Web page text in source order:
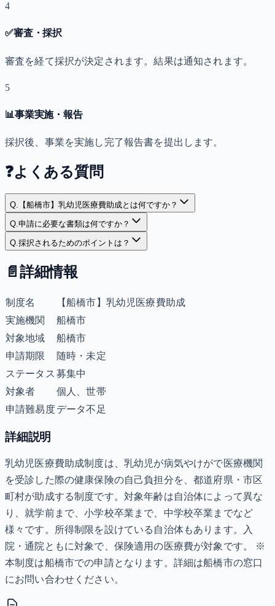
4
✅審査・採択
審査を経て採択が決定されます。結果は通知されます。
5
📊事業実施・報告
採択後、事業を実施し完了報告書を提出します。
❓よくある質問
Q. 【船橋市】乳幼児医療費助成とは何ですか？
Q.申請に必要な書類は何ですか？
Q.採択されるためのポイントは？
📄 詳細情報
制度名
【船橋市】乳幼児医療費助成
実施機関
船橋市
対象地域
船橋市
申請期限
随時・未定
ステータス 募集中
対象者
個人、世帯
申請難易度データ不足
詳細説明
乳幼児医療費助成制度は、乳幼児が病気やけがで医療機関
を受診した際の健康保険の自己負担分を、都道府県・市区
町村が助成する制度です。対象年齢は自治体によって異な
り、就学前まで、小学校卒業まで、中学校卒業までなど
様々です。所得制限を設けている自治体もあります。入
院・通院ともに対象で、保険適用の医療費が対象です。 ※
本制度は船橋市での申請となります。詳細は船橋市の窓口
にお問い合わせください。